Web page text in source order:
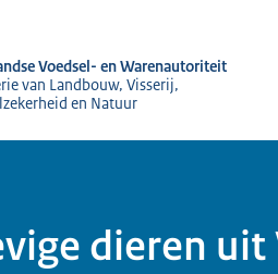
Voedsel- en Warenautoriteit
van Landbouw, Visserij,
en Natuur
dieren uit